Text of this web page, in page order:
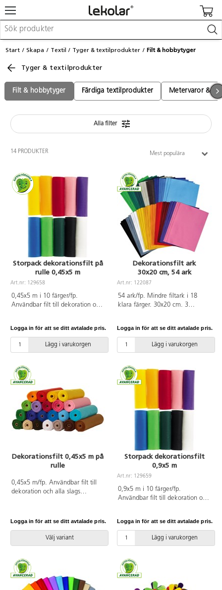
Möbler & inredning
Skapa
Lära
Barnvagnar & småbarnsartiklar
Kontakta Lekolar
Start Skapa Textil Tyger & textilprodukter Filt & hobbytyger
Tyger & textilprodukter
Filt & hobbytyger Färdiga textilprodukter Metervaror &
Alla filter
14 PRODUKTER Mest populära
Storpack dekorationsfilt på
rulle 0,45x5 m
Art.nr: 129658
0,45x5 m i 10 färger/fp.
Användbar filt till dekoration och
kanterna fransar inte. Ingår
solgul, orange, röd, rosa, lila, blå,
ljusgrön, mörkgrön, svart och vit.
levereras på rullar. PVC-fri.
Logga in för att se ditt avtalade pris.
Lägg i varukorgen
Dekorationsfilt ark
30x20 cm, 54 ark
Art.nr: 122087
54 ark/fp. Mindre filtark i 18
klara färger. 30x20 cm. 3
eftersom kanterna inte fransar
upp sig. Filten är lätt att sy i och
dekorera på olika sätt. Mått:
polyester. PVC-fri.
Logga in för att se ditt avtalade pris.
Lägg i varukorgen
Dekorationsfilt 0,45x5 m på
rulle
0,45x5 m/fp. Användbar filt till
dekoration och alla slags
inte. 170 g. Av 100 % polyester.
Logga in för att se ditt avtalade pris.
Välj variant
Storpack dekorationsfilt
0,9x5 m
Art.nr: 129659
0,9x5 m i 10 färger/fp.
Användbar filt till dekoration och
kanterna fransar inte. Ingår
solgul, orange, röd, rosa, lila, blå,
ljusgrön, mörkgrön, svart och vit.
fri.
Logga in för att se ditt avtalade pris.
Lägg i varukorgen